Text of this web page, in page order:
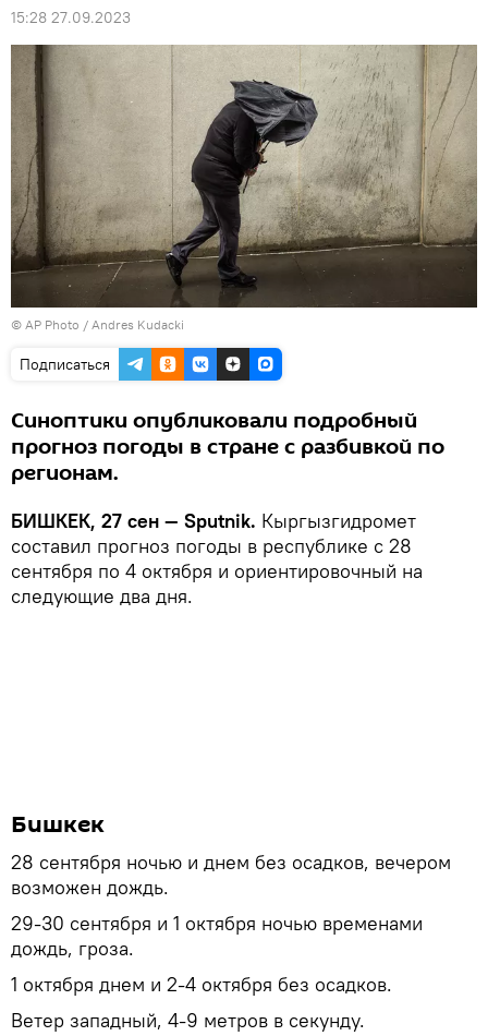
15:28 27.09.2023
© AP Photo / Andres Kudacki
Подписаться
Синоптики опубликовали подробный
прогноз погоды в стране с разбивкой по
регионам.
БИШКЕК, 27 сен — Sputnik. Кыргызгидромет
составил прогноз погоды в республике с 28
сентября по 4 октября и ориентировочный на
следующие два дня.
Бишкек
28 сентября ночью и днем без осадков, вечером
возможен дождь.
29-30 сентября и 1 октября ночью временами
дождь, гроза.
1 октября днем и 2-4 октября без осадков.
Ветер западный, 4-9 метров в секунду.